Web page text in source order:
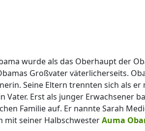
wurde als das Oberhaupt der
Großvater väterlicherseits.
Seine Eltern trennten sich als er
Vater. Erst als junger Erwachsener
Familie auf. Er nannte Sarah
mit seiner HalbschwesterAuma